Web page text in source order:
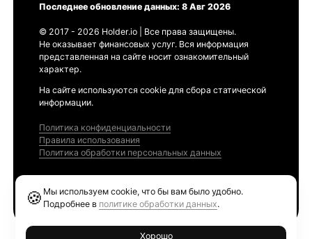
Последнее обновление данных: 8 Авг 2026
© 2017 - 2026 Holder.io | Все права защищены.
Не оказывает финансовых услуг. Вся информация
представленная на сайте носит ознакомительный
характер.
На сайте используются cookie для сбора статической
информации.
Политика конфиденциальности
Правила использования
Политика обработки персональных данных
🍪 Мы используем cookie, что бы вам было удобно.
Подробнее в политике обработки данных.
Хорошо
Ethereum GAS Tracker